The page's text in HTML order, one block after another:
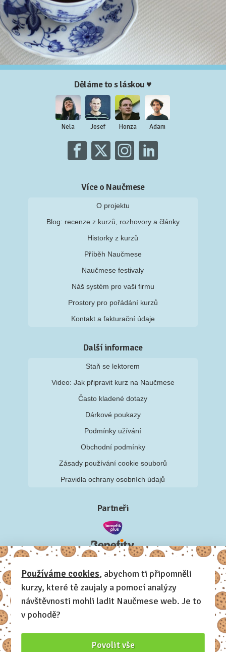
Děláme to s láskou ♥
Nela Josef Honza Adam
Více o Naučmese
O projektu
Blog: recenze z kurzů, rozhovory a články
Historky z kurzů
Příběh Naučmese
Naučmese festivaly
Náš systém pro vaši firmu
Prostory pro pořádání kurzů
Kontakt a fakturační údaje
Další informace
Staň se lektorem
Video: Jak připravit kurz na Naučmese
Často kladené dotazy
Dárkové poukazy
Podmínky užívání
Obchodní podmínky
Zásady používání cookie souborů
Pravidla ochrany osobních údajů
Partneři
Používáme cookies, abychom ti připomněli
kurzy, které tě zaujaly a pomocí analýzy
návštěvnosti mohli ladit Naučmese web. Je to
v pohodě?
Povolit vše